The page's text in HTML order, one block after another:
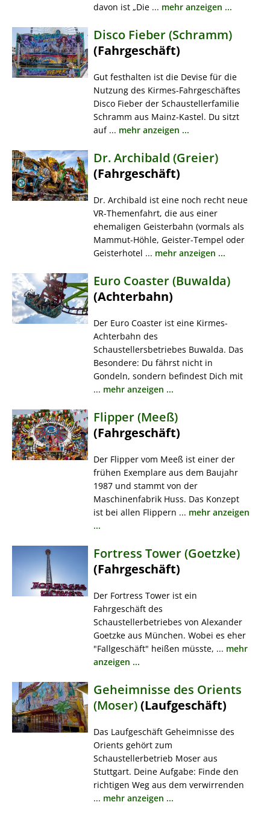
davon ist „Die ... mehr anzeigen ...
Disco Fieber (Schramm)
(Fahrgeschäft)
Gut festhalten ist die Devise für die
Nutzung des Kirmes-Fahrgeschäftes
Disco Fieber der Schaustellerfamilie
Schramm aus Mainz-Kastel. Du sitzt
auf ... mehr anzeigen ...
Dr. Archibald (Greier)
(Fahrgeschäft)
Dr. Archibald ist eine noch recht neue
VR-Themenfahrt, die aus einer
ehemaligen Geisterbahn (vormals als
Mammut-Höhle, Geister-Tempel oder
Geisterhotel ... mehr anzeigen ...
Euro Coaster (Buwalda)
(Achterbahn)
Der Euro Coaster ist eine Kirmes-
Achterbahn des
Schaustellersbetriebes Buwalda. Das
Besondere: Du fährst nicht in
Gondeln, sondern befindest Dich mit
... mehr anzeigen ...
Flipper (Meeß)
(Fahrgeschäft)
Der Flipper vom Meeß ist einer der
frühen Exemplare aus dem Baujahr
1987 und stammt von der
Maschinenfabrik Huss. Das Konzept
ist bei allen Flippern ... mehr anzeigen
...
Fortress Tower (Goetzke)
(Fahrgeschäft)
Der Fortress Tower ist ein
Fahrgeschäft des
Schaustellerbetriebes von Alexander
Goetzke aus München. Wobei es eher
"Fallgeschäft" heißen müsste, ... mehr
anzeigen ...
Geheimnisse des Orients
(Moser)(Laufgeschäft)
Das Laufgeschäft Geheimnisse des
Orients gehört zum
Schaustellerbetrieb Moser aus
Stuttgart. Deine Aufgabe: Finde den
richtigen Weg aus dem verwirrenden
... mehr anzeigen ...